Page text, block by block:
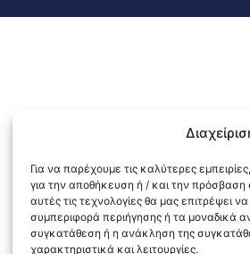
Για να παρέχουμε τις καλύτερες
για την αποθήκευση ή / και την
αυτές τις τεχνολογίες θα μας επιτρέψει
συμπεριφορά περιήγησης ή τα μοναδικά
συγκατάθεση ή η ανάκληση της
χαρακτηριστικά και λειτουργίες.